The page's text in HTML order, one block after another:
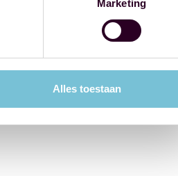
met onze partners voor social
andere informatie die u aan ze heeft
Marketing
Alles toestaan